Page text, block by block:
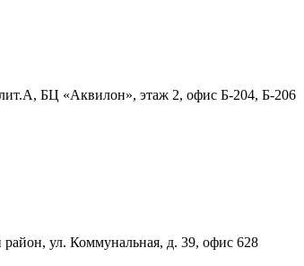
лит.А, БЦ «Аквилон», этаж 2, офис Б-204, Б-206
район, ул. Коммунальная, д. 39, офис 628